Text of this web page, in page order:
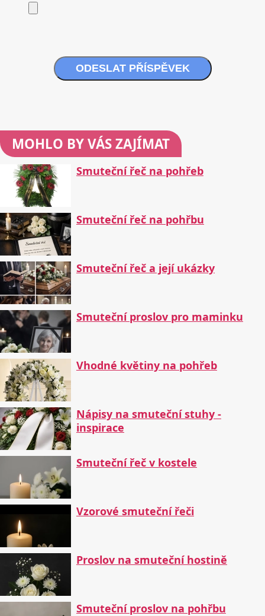
ODESLAT PŘÍSPĚVEK
MOHLO BY VÁS ZAJÍMAT
Smuteční řeč na pohřeb
Smuteční řeč na pohřbu
Smuteční řeč a její ukázky
Smuteční proslov pro maminku
Vhodné květiny na pohřeb
Nápisy na smuteční stuhy -
inspirace
Smuteční řeč v kostele
Vzorové smuteční řeči
Proslov na smuteční hostině
Smuteční proslov na pohřbu